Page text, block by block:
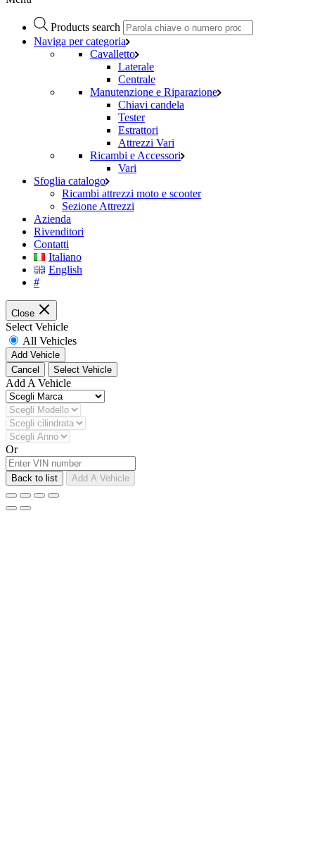
Products search
Naviga per categoria
Cavalletto
Laterale
Centrale
Manutenzione e Riparazione
Chiavi candela
Tester
Estrattori
Attrezzi Vari
Ricambi e Accessori
Vari
Sfoglia catalogo
Ricambi attrezzi moto e scooter
Sezione Attrezzi
Azienda
Rivenditori
Contatti
Italiano
English
#
Close
Select Vehicle
All Vehicles
Add Vehicle
Cancel
Select Vehicle
Add A Vehicle
Or
Back to list Add A Vehicle